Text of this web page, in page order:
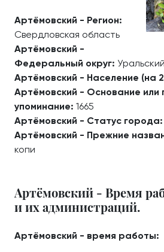
Артёмовский - Регион:
Свердловская область
Артёмовский -
Федеральный округ: Уральский
Артёмовский - Население (на
Артёмовский - Основание или
упоминание: 1665
Артёмовский - Статус города:
Артёмовский - Прежние
копи
Артёмовский - Время
и их администраций.
Артёмовский - время работы: